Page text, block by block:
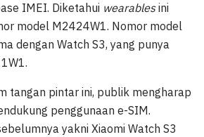
IMEI. Diketahui wearablesini
model M2424W1. Nomor model
dengan Watch S3, yang punya
tangan pintar ini, publik mengharap
penggunaan e-SIM.
yakni Xiaomi Watch S3